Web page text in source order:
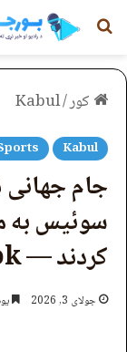
لټون
کور/
Kabul
Kabul
جام جهانی
سوئیس به
کردند — Pajhwok
جولای 3, 2026